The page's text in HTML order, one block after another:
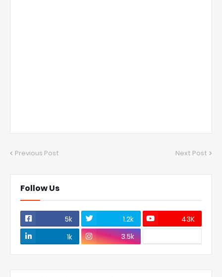
Previous Post Next Post
Follow Us
5k 1.2k
43K
1k
3.5k